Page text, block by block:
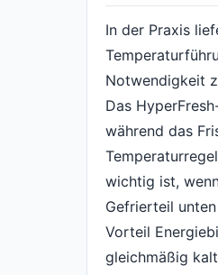
In der Praxis
Notwendigkeit
Das
während das
wichtig ist,
Gefrierteil
Vorteil
gleichmäßig